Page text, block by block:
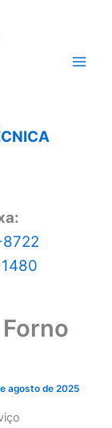
agosto de 2025